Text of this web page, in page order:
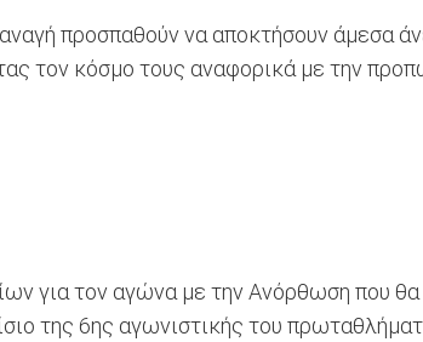
προσπαθούν να αποκτήσουν άμεσα
τον κόσμο τους αναφορικά με την
για τον αγώνα με την Ανόρθωση που
της 6ης αγωνιστικής του